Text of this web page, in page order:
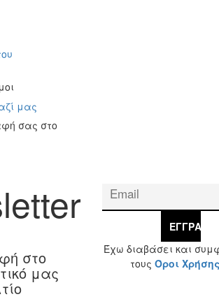
μας
σας στο
στο
μας
ΕΓΓΡΑΦΉ
Έχω διαβάσει και
τους Όροι